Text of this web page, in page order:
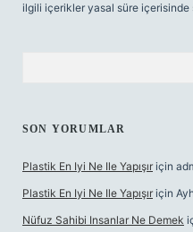
ilgili içerikler yasal süre içerisinde
SON YORUMLAR
Plastik En Iyi Ne Ile Yapışır için
Plastik En Iyi Ne Ile Yapışır için
Nüfuz Sahibi Insanlar Ne Demek